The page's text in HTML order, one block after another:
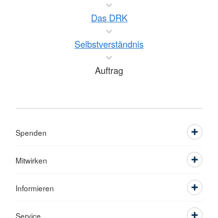
Das DRK
Selbstverständnis
Auftrag
Spenden
Mitwirken
Informieren
Service